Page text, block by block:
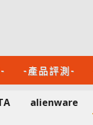
-產品評測-
alienware